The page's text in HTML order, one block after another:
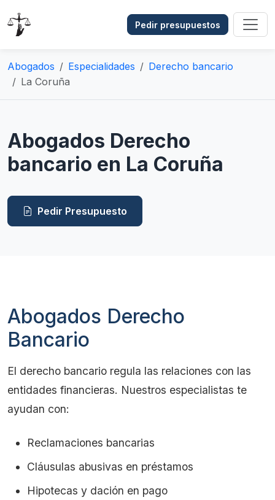
Pedir presupuestos
Abogados Especialidades
Derecho bancario
La Coruña
Abogados Derecho
bancario en La Coruña
Pedir Presupuesto
Abogados Derecho
Bancario
El derecho bancario regula las relaciones con las
entidades financieras. Nuestros especialistas te
ayudan con:
Reclamaciones bancarias
Cláusulas abusivas en préstamos
Hipotecas y dación en pago